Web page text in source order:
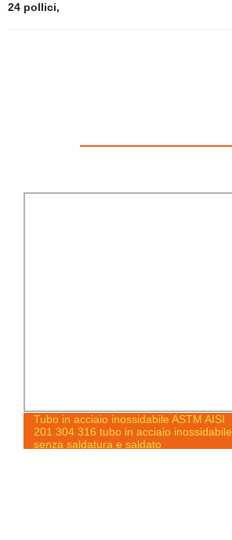
24 pollici,
Tubo in acciaio inossidabile ASTM AISI
201 304 316 tubo in acciaio inossidabile
senza saldatura e saldato